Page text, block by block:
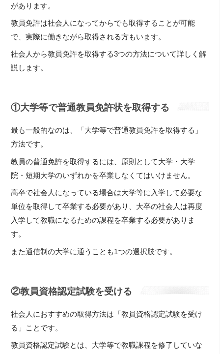
があります。
教員免許は社会人になってからでも取得することが可能
で、実際に働きながら取得される方もいます。
社会人から教員免許を取得する3つの方法について詳しく解
説します。
①大学等で普通教員免許状を取得する
最も一般的なのは、「大学等で普通教員免許を取得する」
方法です。
教員の普通免許を取得するには、原則として大学・大学
院・短期大学のいずれかを卒業しなくてはいけません。
高卒で社会人になっている場合は大学等に入学して必要な
単位を取得して卒業する必要があり、大卒の社会人は再度
入学して教職になるための課程を卒業する必要がありま
す。
また通信制の大学に通うことも1つの選択肢です。
②教員資格認定試験を受ける
社会人におすすめの取得方法は「教員資格認定試験を受け
る」ことです。
教員資格認定試験とは、大学等で教職課程を修了していな